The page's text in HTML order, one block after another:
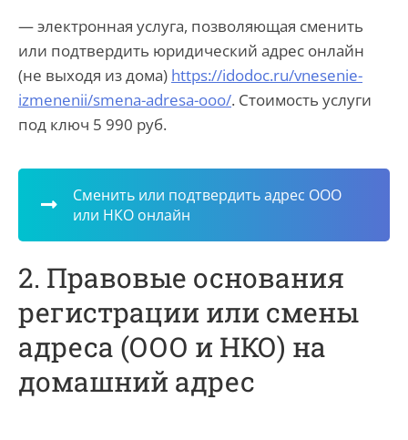
— электронная услуга, позволяющая сменить
или подтвердить юридический адрес онлайн
(не выходя из дома) https://idodoc.ru/vnesenie-
izmenenii/smena-adresa-ooo/. Стоимость услуги
под ключ 5 990 руб.
Сменить или подтвердить адрес ООО
или НКО онлайн
2. Правовые основания
регистрации или смены
адреса (ООО и НКО) на
домашний адрес